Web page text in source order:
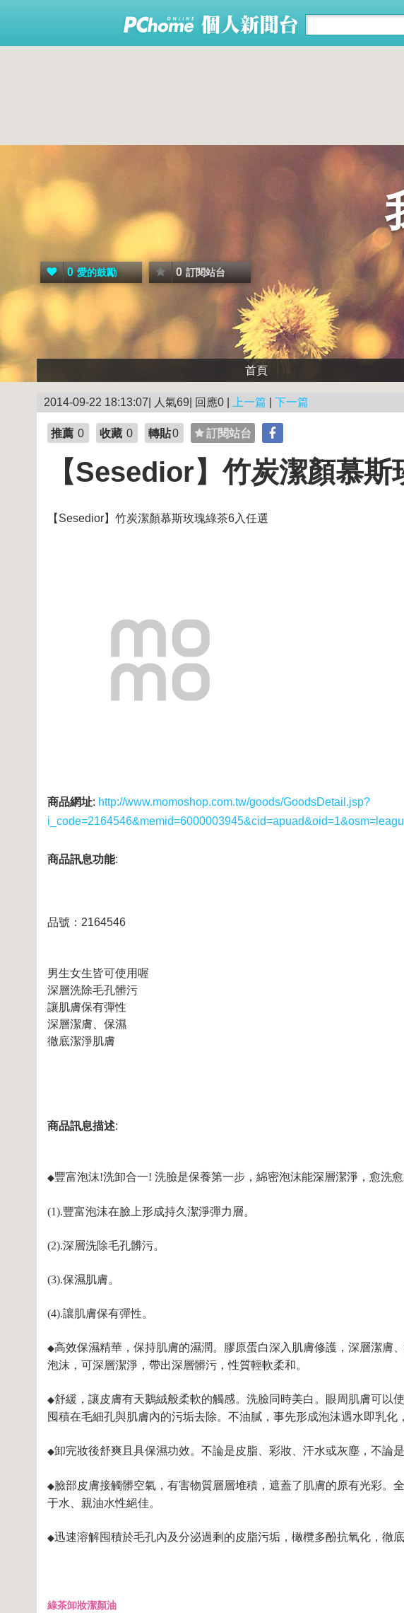
0 愛的鼓勵 0 訂閱站台
首頁
2014-09-22 18:13:07| 人氣69| 回應0 | 上一篇 下一篇
推薦 0 收藏 0 轉貼0 訂閱站台
【Sesedior】竹炭潔顏慕
【Sesedior】竹炭潔顏慕斯玫瑰綠茶6入任選
商品網址: http://www.momoshop.com.tw/goods/GoodsDetail.jsp?
商品訊息功能:
品號：2164546
男生女生皆可使用喔
深層洗除毛孔髒污
讓肌膚保有彈性
深層潔膚、保濕
徹底潔淨肌膚
商品訊息描述:
◆豐富泡沫!洗卸合一! 洗臉是保養第一步，綿密泡沫能深層潔淨，愈洗愈
(1).豐富泡沫在臉上形成持久潔淨彈力層。
(2).深層洗除毛孔髒污。
(3).保濕肌膚。
(4).讓肌膚保有彈性。
◆高效保濕精華，保持肌膚的濕潤。膠原蛋白深入肌膚修護，深層潔膚
泡沫，可深層潔淨，帶出深層髒污，性質輕軟柔和。
◆舒緩，讓皮膚有天鵝絨般柔軟的觸感。洗臉同時美白。眼周肌膚可以
囤積在毛細孔與肌膚內的污垢去除。不油膩，事先形成泡沫遇水即乳化
◆卸完妝後舒爽且具保濕功效。不論是皮脂、彩妝、汗水或灰塵，不論
◆臉部皮膚接觸髒空氣，有害物質層層堆積，遮蓋了肌膚的原有光彩。
于水、親油水性絕佳。
◆迅速溶解囤積於毛孔內及分泌過剩的皮脂污垢，橄欖多酚抗氧化，徹底
綠茶卸妝潔顏油